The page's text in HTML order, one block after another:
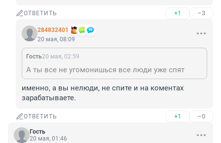
ОТВЕТИТЬ +1 –3
284832401
20 мая, 08:09
Гость20 мая, 02:59
А ты все не угомонишься все люди уже спят
именно, а вы нелюди, не спите и на коментах
зарабатываете.
ОТВЕТИТЬ +1 –0
Гость
20 мая, 01:46